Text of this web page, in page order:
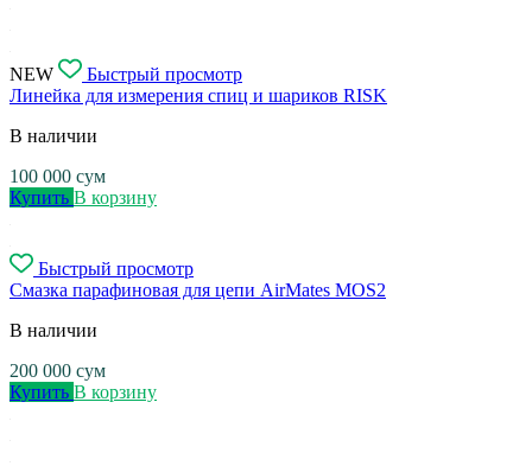
NEW
Быстрый просмотр
Линейка для измерения спиц и шариков RISK
В наличии
100 000 сум
Купить В корзину
Быстрый просмотр
Смазка парафиновая для цепи AirMates MOS2
В наличии
200 000 сум
Купить В корзину